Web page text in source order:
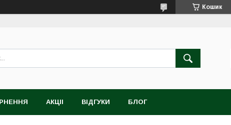
Кошик
АКЦІІ ВІДГУКИ БЛОГ